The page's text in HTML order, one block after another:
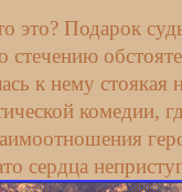
это? Подарок
стечению
к нему стоякая
комедии,
сердца